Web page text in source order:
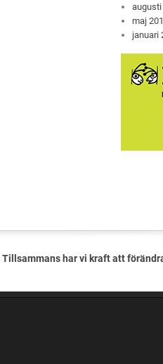
maj
januari
Tillsammans har vi kraft att